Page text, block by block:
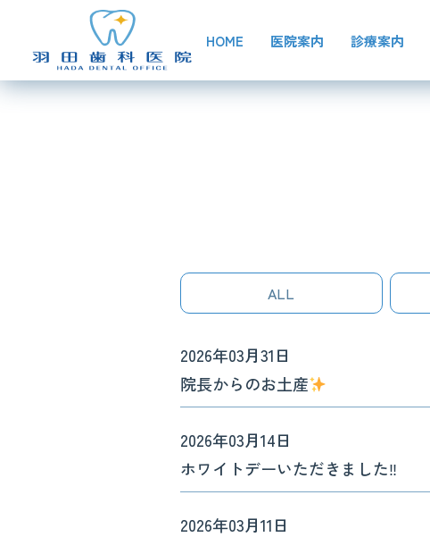
HOME 医院案内 診療案内
ALL
2026年03月31日
院長からのお土産
2026年03月14日
ホワイトデーいただきました‼︎
2026年03月11日